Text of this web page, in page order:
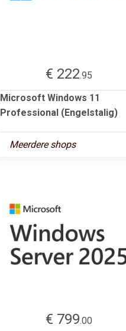
€ 222.95
Microsoft Windows 11
Professional (Engelstalig)
Meerdere shops
€ 799.00